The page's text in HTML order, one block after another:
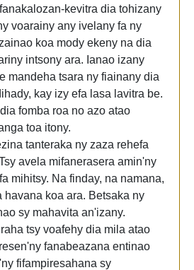
kevitra dia tohizany
voarainy any ivelany fa ny
koa mody ekeny na dia
intsony ara. Ianao izany
mandeha tsara ny fiainany dia
kay izy efa lasa lavitra be.
fomba roa no azo atao
toa itony.
tanteraka ny zaza rehefa
avela mifanerasera amin'ny
mihitsy. Na finday, na namana,
havana koa ara. Betsaka ny
sy mahavita an'izany.
tsy voafehy dia mila atao
fanabeazana entinao
fifampiresahana sy